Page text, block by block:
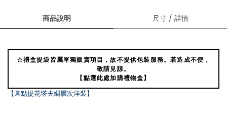
商品說明 尺寸 / 詳情
☆禮盒提袋皆屬單獨販賣項目，故不提供包裝服務。若造成不便，
敬請見諒。
【點選此處加購禮物盒】
【圓點提花塔夫綢層次洋裝】